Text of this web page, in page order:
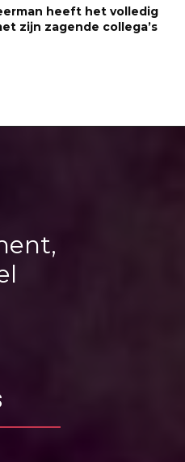
heeft het volledig
zijn zagende collega’s